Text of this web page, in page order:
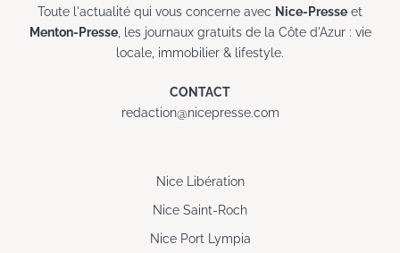
Toute l'actualité qui vous concerne avec Nice-Presse et
Menton-Presse, les journaux gratuits de la Côte d'Azur : vie
locale, immobilier & lifestyle.
CONTACT
redaction@nicepresse.com
Nice Libération
Nice Saint-Roch
Nice Port Lympia